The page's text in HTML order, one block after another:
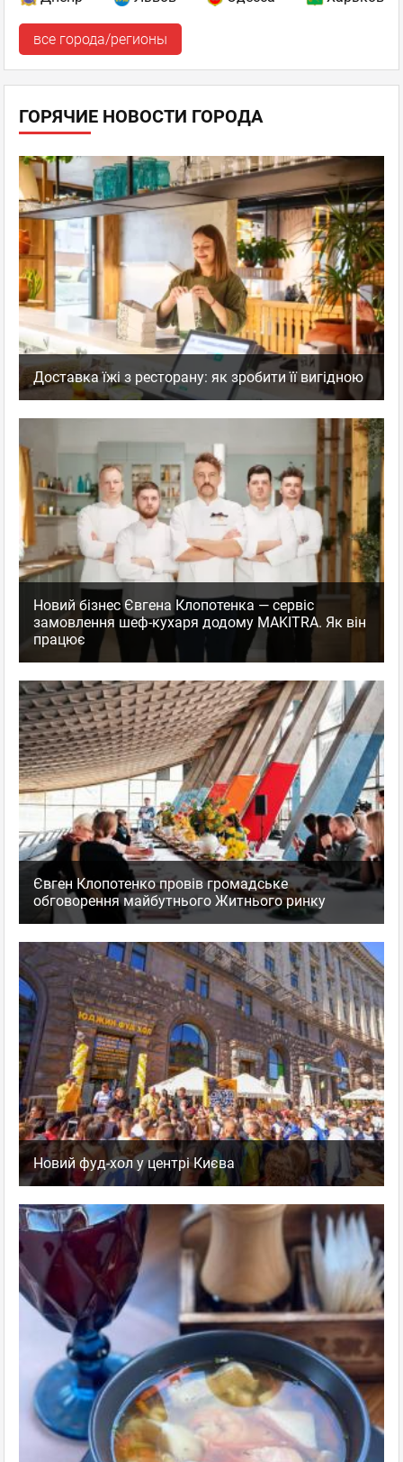
все города/регионы
ГОРЯЧИЕ НОВОСТИ ГОРОДА
Доставка їжі з ресторану: як зробити її вигідною
Новий бізнес Євгена Клопотенка — сервіс
замовлення шеф-кухаря додому MAKITRA. Як він
працює
Євген Клопотенко провів громадське
обговорення майбутнього Житнього ринку
Новий фуд-хол у центрі Києва